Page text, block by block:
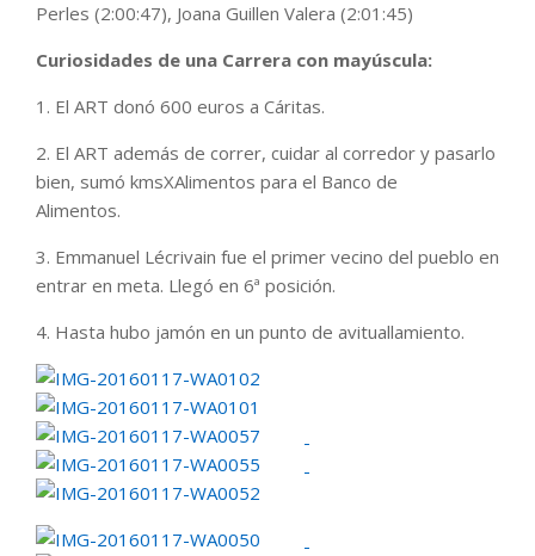
Perles (2:00:47), Joana Guillen Valera (2:01:45)
Curiosidades de una Carrera con mayúscula:
1. El ART donó 600 euros a Cáritas.
2. El ART además de correr, cuidar al corredor y pasarlo
bien, sumó kmsXAlimentos para el Banco de
Alimentos.
3. Emmanuel Lécrivain fue el primer vecino del pueblo en
entrar en meta. Llegó en 6ª posición.
4. Hasta hubo jamón en un punto de avituallamiento.